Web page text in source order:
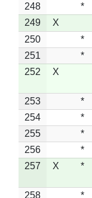
248
*
249
X
250
*
251
*
252
X
253 *
254
*
255
*
256
*
257
X *
258 *